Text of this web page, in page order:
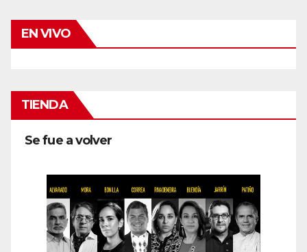
EN VIVO
TIENDA
Se fue a volver